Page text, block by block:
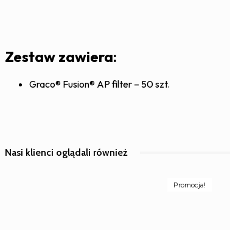
Zestaw zawiera:
Graco® Fusion® AP filter – 50 szt.
Nasi klienci oglądali również
Promocja!